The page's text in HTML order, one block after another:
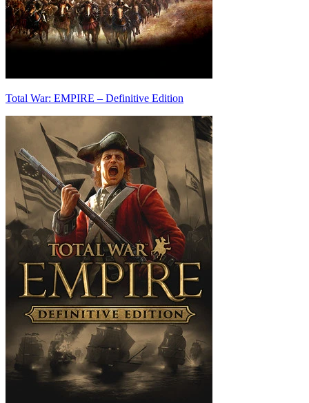
Total War: EMPIRE – Definitive Edition